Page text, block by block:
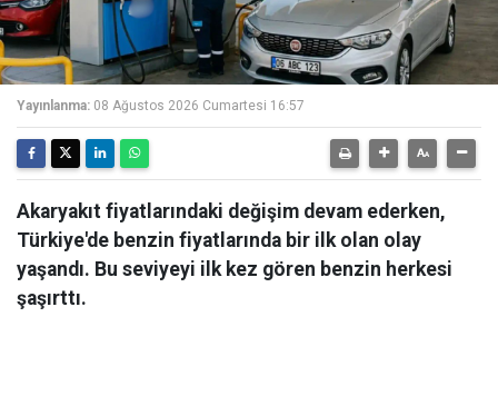
Yayınlanma: 08 Ağustos 2026 Cumartesi 16:57
Akaryakıt fiyatlarındaki değişim devam ederken,
Türkiye'de benzin fiyatlarında bir ilk olan olay
yaşandı. Bu seviyeyi ilk kez gören benzin herkesi
şaşırttı.